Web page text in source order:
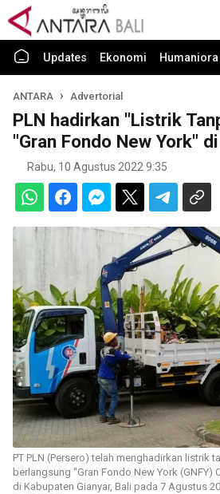
Updates Ekonomi Humaniora
ANTARA Advertorial
PLN hadirkan "Listrik
"Gran Fondo New York"
Rabu, 10 Agustus 2022 9:35
PT PLN (Persero) telah menghadirkan listrik
berlangsung "Gran Fondo New York (GNFY)
di Kabupaten Gianyar, Bali pada 7 Agustus